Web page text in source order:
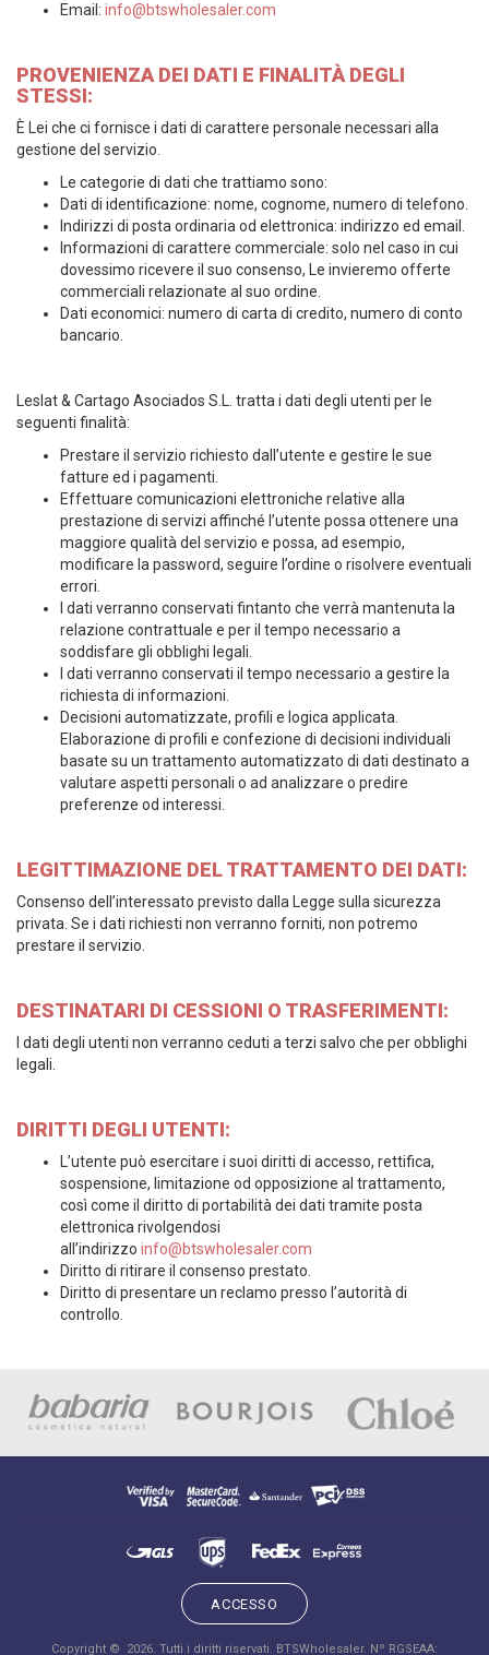
Email: info@btswholesaler.com
PROVENIENZA DEI DATI E FINALITÀ DEGLI
STESSI:
È Lei che ci fornisce i dati di carattere personale necessari alla
gestione del servizio.
Le categorie di dati che trattiamo sono:
Dati di identificazione: nome, cognome, numero di telefono.
Indirizzi di posta ordinaria od elettronica: indirizzo ed email.
Informazioni di carattere commerciale: solo nel caso in cui
dovessimo ricevere il suo consenso, Le invieremo offerte
commerciali relazionate al suo ordine.
Dati economici: numero di carta di credito, numero di conto
bancario.
Leslat & Cartago Asociados S.L. tratta i dati degli utenti per le
seguenti finalità:
Prestare il servizio richiesto dall’utente e gestire le sue
fatture ed i pagamenti.
Effettuare comunicazioni elettroniche relative alla
prestazione di servizi affinché l’utente possa ottenere una
maggiore qualità del servizio e possa, ad esempio,
modificare la password, seguire l’ordine o risolvere eventuali
errori.
I dati verranno conservati fintanto che verrà mantenuta la
relazione contrattuale e per il tempo necessario a
soddisfare gli obblighi legali.
I dati verranno conservati il tempo necessario a gestire la
richiesta di informazioni.
Decisioni automatizzate, profili e logica applicata.
Elaborazione di profili e confezione di decisioni individuali
basate su un trattamento automatizzato di dati destinato a
valutare aspetti personali o ad analizzare o predire
preferenze od interessi.
LEGITTIMAZIONE DEL TRATTAMENTO DEI DATI:
Consenso dell’interessato previsto dalla Legge sulla sicurezza
privata. Se i dati richiesti non verranno forniti, non potremo
prestare il servizio.
DESTINATARI DI CESSIONI O TRASFERIMENTI:
I dati degli utenti non verranno ceduti a terzi salvo che per obblighi
legali.
DIRITTI DEGLI UTENTI:
L’utente può esercitare i suoi diritti di accesso, rettifica,
sospensione, limitazione od opposizione al trattamento,
così come il diritto di portabilità dei dati tramite posta
elettronica rivolgendosi
all’indirizzo info@btswholesaler.com
Diritto di ritirare il consenso prestato.
Diritto di presentare un reclamo presso l’autorità di
controllo.
ACCESSO
Copyright © 2026. Tutti i diritti riservati. BTSWholesaler. Nº RGSEAA: